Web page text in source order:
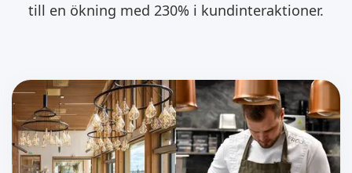
till en ökning med 230% i kundinteraktioner.